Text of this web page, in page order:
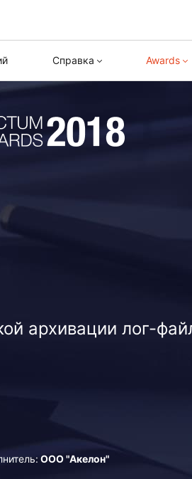
Справка
Версия 2.10
Directum
Awards
Все кейсы
архивации лог-
ООО "Акелон"